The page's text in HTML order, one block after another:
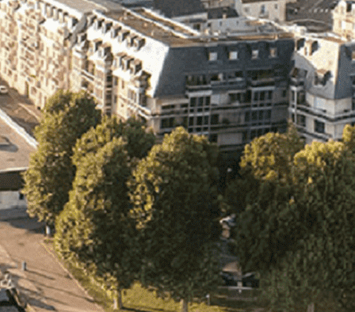
Exporter les lignes sélectionnées
Exporter toutes les colonnes
Exporter uniquement les colonnes affichées
Menu
Ajoutez un logo, un bouton, des réseaux sociaux
Cliquez pour éditer
L'association ▴▾
- L'association
- Brochure
- L'équipe
- Sponsors
- Nos autres partenaires